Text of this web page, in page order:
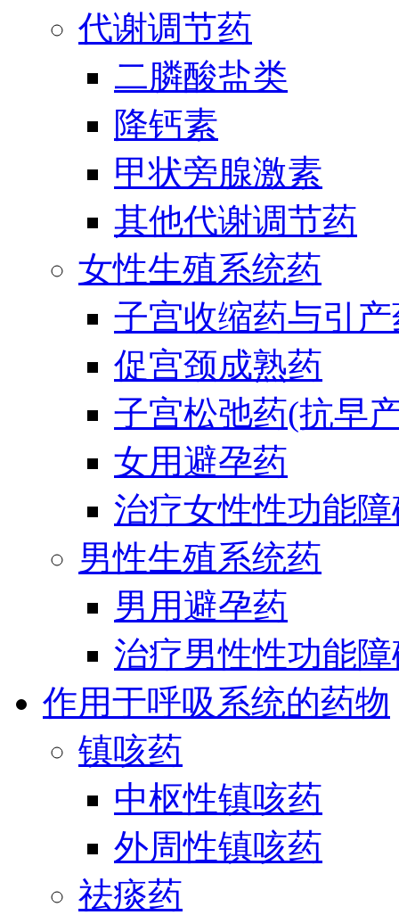
代谢调节药
二膦酸盐类
降钙素
甲状旁腺激素
其他代谢调节药
女性生殖系统药
子宫收缩药与引
促宫颈成熟药
子宫松弛药(抗早
女用避孕药
治疗女性性功能
男性生殖系统药
男用避孕药
治疗男性性功能
作用于呼吸系统的药物
镇咳药
中枢性镇咳药
外周性镇咳药
祛痰药